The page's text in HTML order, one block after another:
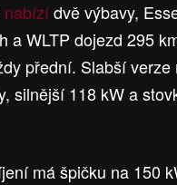
nabízídvě výbavy,
a WLTP dojezd 295
přední. Slabší
silnější 118 kW a
má špičku na 150